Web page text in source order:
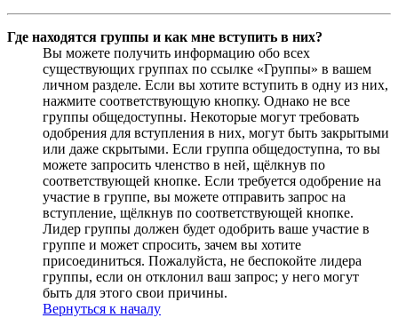
Где находятся группы и как мне вступить в них?
Вы можете получить информацию обо всех
существующих группах по ссылке «Группы» в вашем
личном разделе. Если вы хотите вступить в одну из них,
нажмите соответствующую кнопку. Однако не все
группы общедоступны. Некоторые могут требовать
одобрения для вступления в них, могут быть закрытыми
или даже скрытыми. Если группа общедоступна, то вы
можете запросить членство в ней, щёлкнув по
соответствующей кнопке. Если требуется одобрение на
участие в группе, вы можете отправить запрос на
вступление, щёлкнув по соответствующей кнопке.
Лидер группы должен будет одобрить ваше участие в
группе и может спросить, зачем вы хотите
присоединиться. Пожалуйста, не беспокойте лидера
группы, если он отклонил ваш запрос; у него могут
быть для этого свои причины.
Вернуться к началу